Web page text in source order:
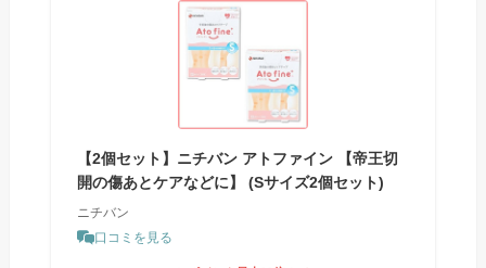
【2個セット】ニチバン アトファイン 【帝王切
開の傷あとケアなどに】 (Sサイズ2個セット)
ニチバン
口コミを見る